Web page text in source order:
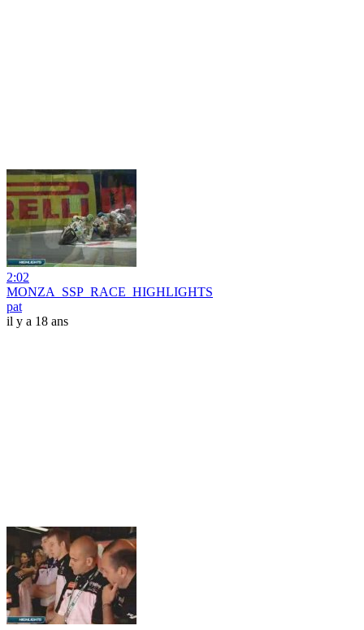
2:02
MONZA_SSP_RACE_HIGHLIGHTS
pat
il y a 18 ans